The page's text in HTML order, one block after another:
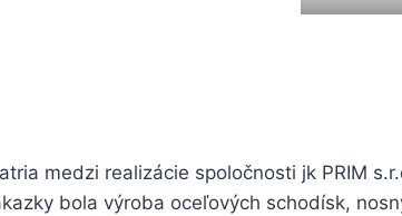
medzi realizácie spoločnosti jk PRIM
bola výroba oceľových schodísk,